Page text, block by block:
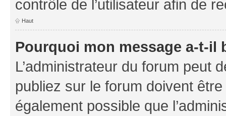
contrôle de l’utilisateur afin de
Haut
Pourquoi mon message a-t-il
L’administrateur du forum peut
publiez sur le forum doivent
également possible que